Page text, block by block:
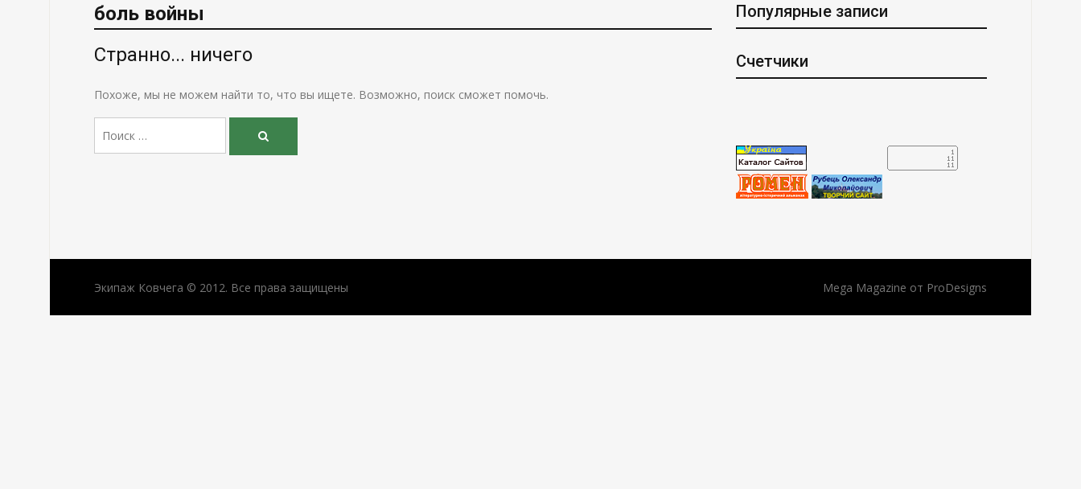
боль войны
Странно... ничего
Похоже, мы не можем найти то, что вы ищете. Возможно, поиск сможет помочь.
Поиск
Популярные записи
Счетчики
Экипаж Ковчега © 2012. Все права защищены Mega Magazine от ProDesigns